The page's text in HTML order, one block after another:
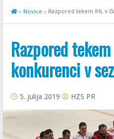
» Novice » Razpored tekem IHL v
Razpored
konkurenci v
5. julija 2019 HZS PR